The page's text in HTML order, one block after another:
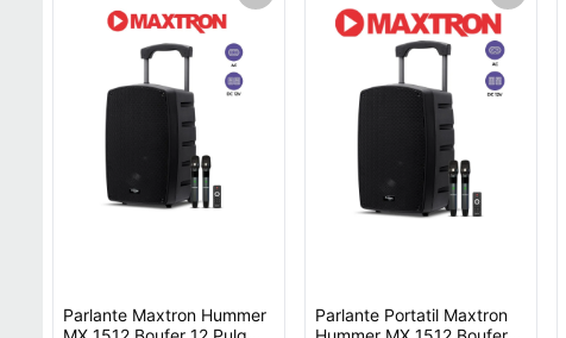
Parlante Maxtron Hummer
Parlante Portatil Maxtron